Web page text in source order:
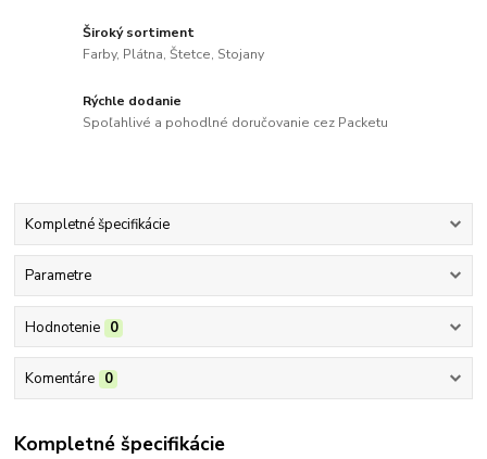
Široký sortiment
Farby, Plátna, Štetce, Stojany
Rýchle dodanie
Spoľahlivé a pohodlné doručovanie cez Packetu
Kompletné špecifikácie
Parametre
Hodnotenie 0
Komentáre 0
Kompletné špecifikácie